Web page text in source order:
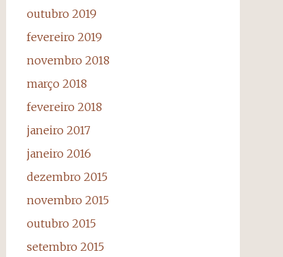
outubro 2019
fevereiro 2019
novembro 2018
março 2018
fevereiro 2018
janeiro 2017
janeiro 2016
dezembro 2015
novembro 2015
outubro 2015
setembro 2015